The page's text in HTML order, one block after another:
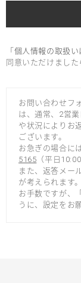
「 個人情報の取扱い
同意いただけまし
お問い合わせフ
は、通常、2営
や状況によりお
ございます。
お急ぎの場合に
5165 （平日
また、返答メー
が考えられます。
お手数ですが、「
うに、設定をお